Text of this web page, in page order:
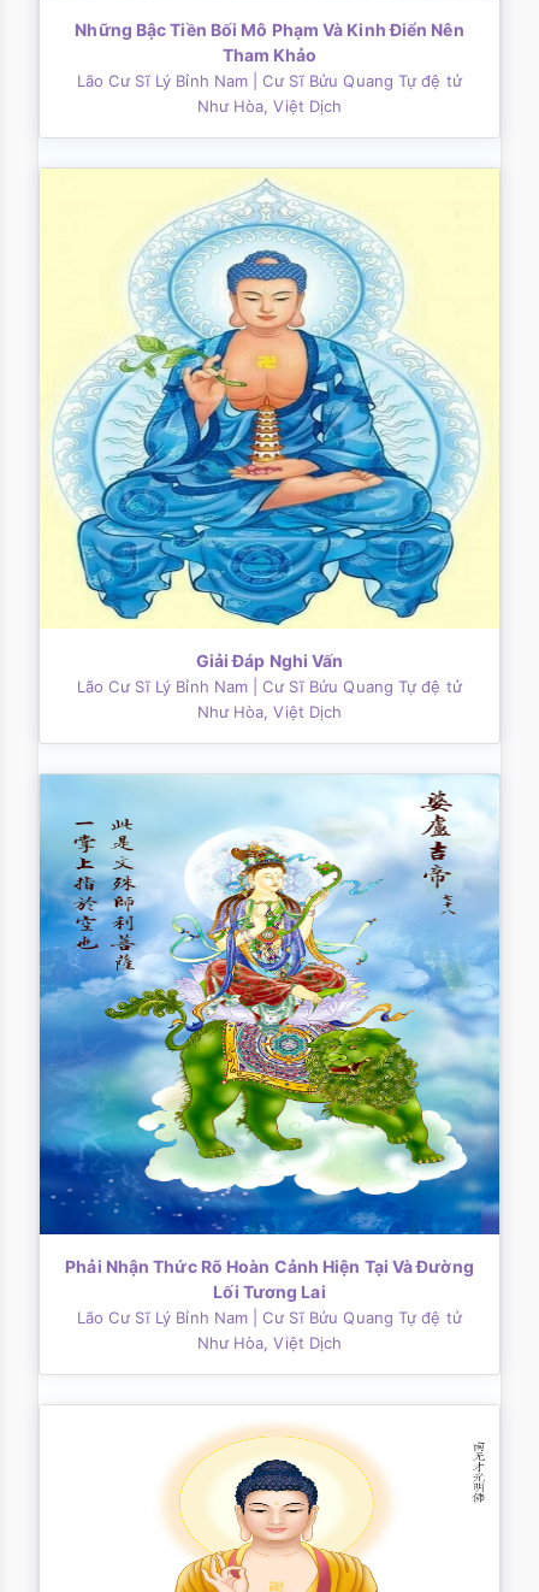
Những Bậc Tiền Bối Mô Phạm Và Kinh Điển Nên
Tham Khảo
Lão Cư Sĩ Lý Bỉnh Nam
| Cư Sĩ Bửu Quang Tự đệ tử
Như Hòa, Việt Dịch
Giải Ðáp Nghi Vấn
Lão Cư Sĩ Lý Bỉnh Nam
| Cư Sĩ Bửu Quang Tự đệ tử
Như Hòa, Việt Dịch
Phải Nhận Thức Rõ Hoàn Cảnh Hiện Tại Và Đường
Lối Tương Lai
Lão Cư Sĩ Lý Bỉnh Nam
| Cư Sĩ Bửu Quang Tự đệ tử
Như Hòa, Việt Dịch